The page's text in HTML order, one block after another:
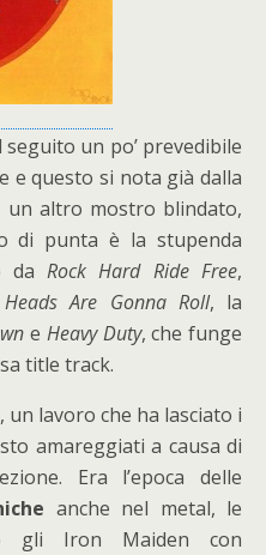
seguito un po’ prevedibile
e questo si nota già dalla
un altro mostro blindato,
di punta è la stupenda
daRock Hard Ride Free,
Are Gonna Roll, la
e Heavy Duty, che funge
title track.
, un lavoro che ha lasciato i
amareggiati a causa di
Era l’epoca delle
anche nel metal, le
gli Iron Maiden con